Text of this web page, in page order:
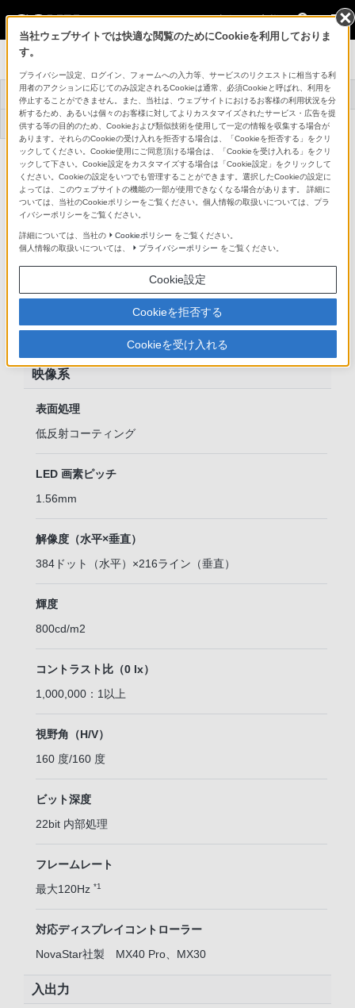
法人のお客様
トップ Crystal LEDとは 商品一覧 事例紹介
システム構成例
ディスプレイキャビネット
ZRD-S15G
詳細メニュー
主な仕様
他の商品と比較する
●：対応 -：該当なし
仕様表
映像系
表面処理
低反射コーティング
LED 画素ピッチ
1.56mm
解像度（水平×垂直）
384ドット（水平）×216ライン（垂直）
輝度
800cd/m2
コントラスト比（0 lx）
1,000,000：1以上
視野角（H/V）
160 度/160 度
ビット深度
22bit 内部処理
フレームレート
最大120Hz *1
対応ディスプレイコントローラー
NovaStar社製 MX40 Pro、MX30
入出力
当社ウェブサイトでは快適な閲覧のためにCookieを利用しておりま
す。
プライバシー設定、ログイン、フォームへの入力等、サービスのリクエストに相当する利
用者のアクションに応じてのみ設定されるCookieは通常、必須Cookieと呼ばれ、利用を
停止することができません。また、当社は、ウェブサイトにおけるお客様の利用状況を分
析するため、あるいは個々のお客様に対してよりカスタマイズされたサービス・広告を提
供する等の目的のため、Cookieおよび類似技術を使用して一定の情報を収集する場合が
あります。それらのCookieの受け入れを拒否する場合は、「Cookieを拒否する」をクリ
ックしてください。Cookie使用にご同意頂ける場合は、「Cookieを受け入れる」をクリ
ックして下さい。Cookie設定をカスタマイズする場合は「Cookie設定」をクリックして
ください。Cookieの設定をいつでも管理することができます。選択したCookieの設定に
よっては、このウェブサイトの機能の一部が使用できなくなる場合があります。 詳細に
ついては、当社のCookieポリシーをご覧ください。個人情報の取扱いについては、プラ
イバシーポリシーをご覧ください。
詳細については、当社の Cookieポリシー をご覧ください。
個人情報の取扱いについては、
プライバシーポリシー をご覧ください。
Cookie設定
Cookieを拒否する
Cookieを受け入れる